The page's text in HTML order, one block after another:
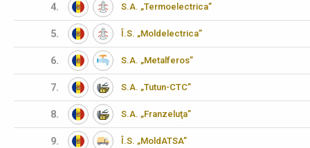
4. S.A. „Termoelectrica”
5. Î.S. „Moldelectrica”
6. S.A. „Metalferos”
7. S.A. „Tutun-CTC”
8. S.A. „Franzeluţa”
9. Î.S. „MoldATSA”